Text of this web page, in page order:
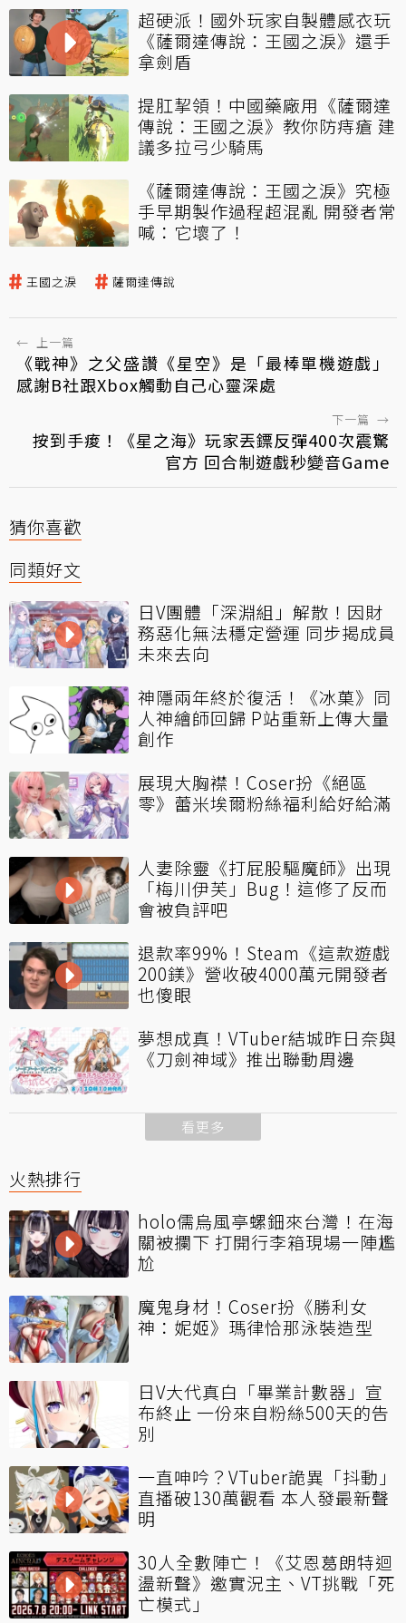
超硬派！國外玩家自製體感衣玩
《薩爾達傳說：王國之淚》還手
拿劍盾
提肛挈領！中國藥廠用《薩爾達
傳說：王國之淚》教你防痔瘡 建
議多拉弓少騎馬
《薩爾達傳說：王國之淚》究極
手早期製作過程超混亂 開發者常
喊：它壞了！
王國之淚 薩爾達傳說
← 上一篇
《戰神》之父盛讚《星空》是「最棒單機遊戲」
感謝B社跟Xbox觸動自己心靈深處
下一篇 →
按到手痠！《星之海》玩家丟鏢反彈400次震驚
官方 回合制遊戲秒變音Game
猜你喜歡
同類好文
日V團體「深淵組」解散！因財
務惡化無法穩定營運 同步揭成員
未來去向
神隱兩年終於復活！《冰菓》同
人神繪師回歸 P站重新上傳大量
創作
展現大胸襟！Coser扮《絕區
零》蕾米埃爾粉絲福利給好給滿
人妻除靈《打屁股驅魔師》出現
「梅川伊芙」Bug！這修了反而
會被負評吧
退款率99%！Steam《這款遊戲
200鎂》營收破4000萬元開發者
也傻眼
夢想成真！VTuber結城昨日奈與
《刀劍神域》推出聯動周邊
看更多
火熱排行
holo儒烏風亭螺鈿來台灣！在海
關被攔下 打開行李箱現場一陣尷
尬
魔鬼身材！Coser扮《勝利女
神：妮姬》瑪律恰那泳裝造型
日V大代真白「畢業計數器」宣
布終止 一份來自粉絲500天的告
別
一直呻吟？VTuber詭異「抖動」
直播破130萬觀看 本人發最新聲
明
30人全數陣亡！《艾恩葛朗特迴
盪新聲》邀實況主、VT挑戰「死
亡模式」